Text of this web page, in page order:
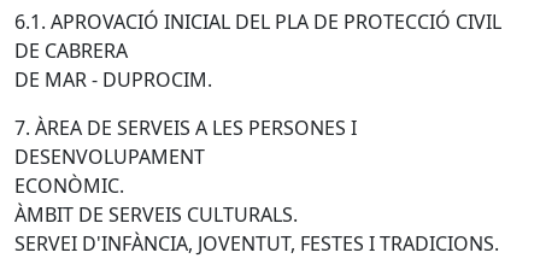
6.1. APROVACIÓ INICIAL DEL PLA DE PROTECCIÓ CIVIL
DE CABRERA
DE MAR - DUPROCIM.
7. ÀREA DE SERVEIS A LES PERSONES I
DESENVOLUPAMENT
ECONÒMIC.
ÀMBIT DE SERVEIS CULTURALS.
SERVEI D'INFÀNCIA, JOVENTUT, FESTES I TRADICIONS.